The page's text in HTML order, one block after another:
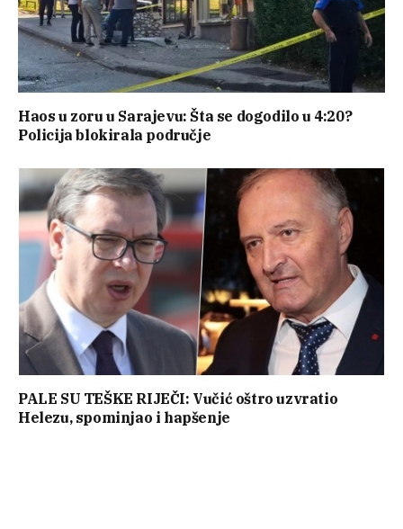
Haos u zoru u Sarajevu: Šta se dogodilo u 4:20?
Policija blokirala područje
PALE SU TEŠKE RIJEČI: Vučić oštro uzvratio
Helezu, spominjao i hapšenje